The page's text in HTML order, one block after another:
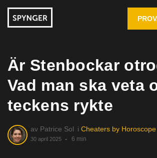
Är Stenbockar
Vad man ska veta
teckens rykte
av Patrice Sol i Cheaters by Horoscope
30 april 2025 6 min